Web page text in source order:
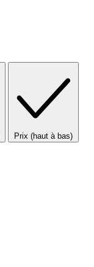
Prix (haut à bas)